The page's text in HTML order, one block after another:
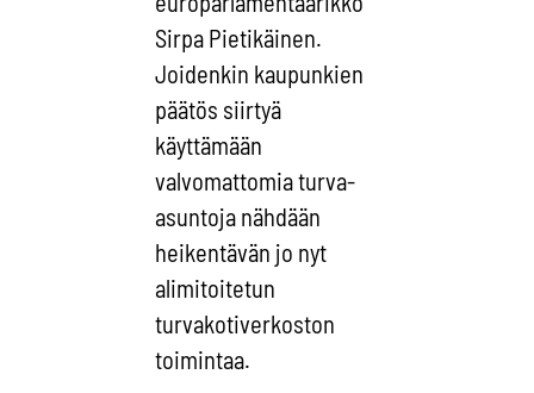
Sirpa Pietikäinen.
Joidenkin kaupunkien
päätös siirtyä
käyttämään
valvomattomia turva-
asuntoja nähdään
heikentävän jo nyt
alimitoitetun
turvakotiverkoston
toimintaa.